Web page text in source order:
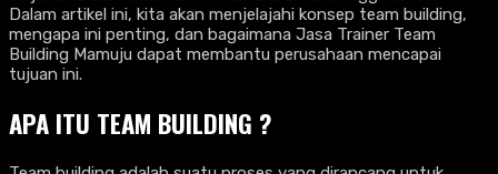
Dalam artikel ini, kita akan menjelajahi konsep team building,
mengapa ini penting, dan bagaimana Jasa Trainer Team
Building Mamuju dapat membantu perusahaan mencapai
tujuan ini.
APA ITU TEAM BUILDING ?